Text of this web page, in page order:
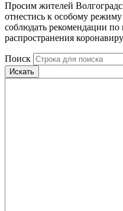
Просим жителей
отнестись к особому
соблюдать рекомендации
распространения
Поиск
Искать